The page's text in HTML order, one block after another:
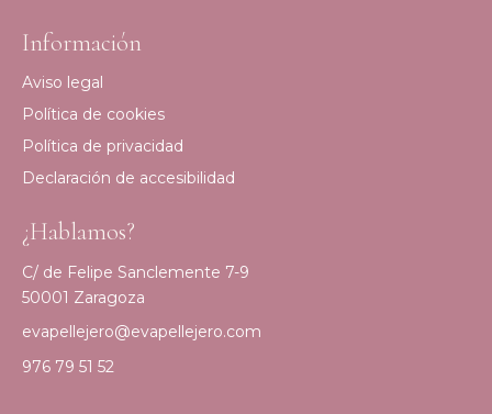
Información
Aviso legal
Política de cookies
Política de privacidad
Declaración de accesibilidad
¿Hablamos?
C/ de Felipe Sanclemente 7-9
50001 Zaragoza
evapellejero@evapellejero.com
976 79 51 52